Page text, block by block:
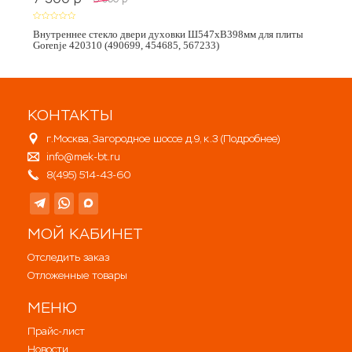
Внутреннее стекло двери духовки Ш547хВ398мм для плиты
Gorenje 420310 (490699, 454685, 567233)
КОНТАКТЫ
г.Москва, Загородное шоссе д.9, к.3 (Подробнее)
info@mek-bt.ru
8(495) 514-43-60
МОЙ КАБИНЕТ
Отследить заказ
Отложенные товары
МЕНЮ
Прайс-лист
Новости